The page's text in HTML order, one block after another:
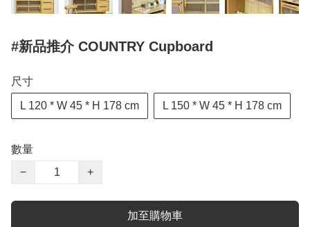
#新品推介 COUNTRY Cupboard
尺寸
L 120 * W 45 * H 178 cm L 150 * W 45 * H 178 cm
數量
−
+
加至購物車